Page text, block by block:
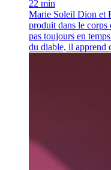
22 min
Marie Soleil Dion et
produit dans le corps
pas toujours en
du diable, il apprend